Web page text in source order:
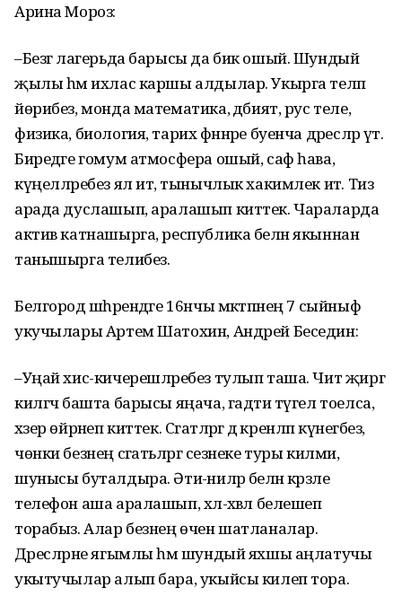
Арина Мороз:
–Безгә лагерьда барысы да бик ошый. Шундый
җылы һәм ихлас каршы алдылар. Укырга теләп
йөрибез, монда математика, әдәбият, рус теле,
физика, биология, тарих фәннәре буенча дәресләр үтә.
Биредәге гомум атмосфера ошый, саф һава,
күңелләребез ял итә, тынычлык хакимлек итә. Тиз
арада дуслашып, аралашып киттек. Чараларда
актив катнашырга, республика белән якыннан
танышырга телибез.
Белгород шәһәрендәге 16нчы мәктәпнең 7 сыйныф
укучылары Артем Шатохин, Андрей Беседин:
–Уңай хис-кичерешләребез тулып таша. Чит җиргә
килгәч башта барысы яңача, гадәти түгел тоелса,
хәзер өйрәнеп киттек. Сәгатләргә дә әкренләп күнегәбез,
чөнки безнең сәгатьләргә сезнеке туры килми,
шунысы буталдыра. Әти-әниләр белән кәрәзле
телефон аша аралашып, хәл-әхвәл белешеп
торабыз. Алар безнең өчен шатланалар.
Дәресләрне ягымлы һәм шундый яхшы аңлатучы
укытучылар алып бара, укыйсы килеп тора.